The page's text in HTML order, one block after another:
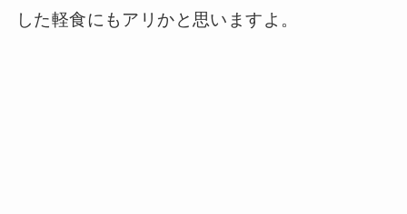
した軽食にもアリかと思いますよ。